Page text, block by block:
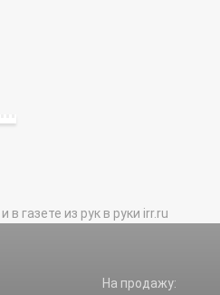
газете из рук в руки irr.ru
На продажу: